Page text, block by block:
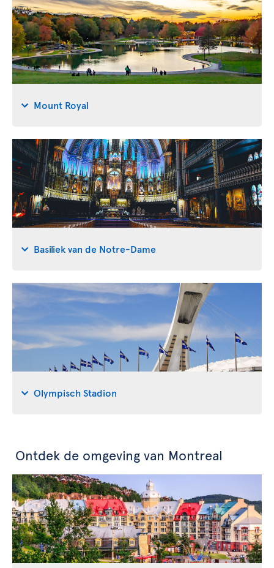
Mount Royal
Basiliek van de Notre-Dame
Olympisch Stadion
Ontdek de omgeving van Montreal